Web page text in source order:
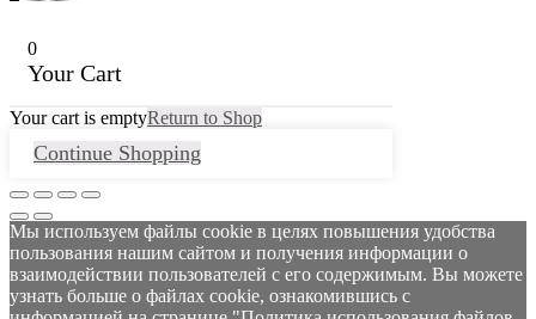
0
Your Cart
Your cart is emptyReturn to Shop
Continue Shopping
Мы используем файлы cookie в целях повышения удобства
пользования нашим сайтом и получения информации о
взаимодействии пользователей с его содержимым. Вы можете
узнать больше о файлах cookie, ознакомившись с